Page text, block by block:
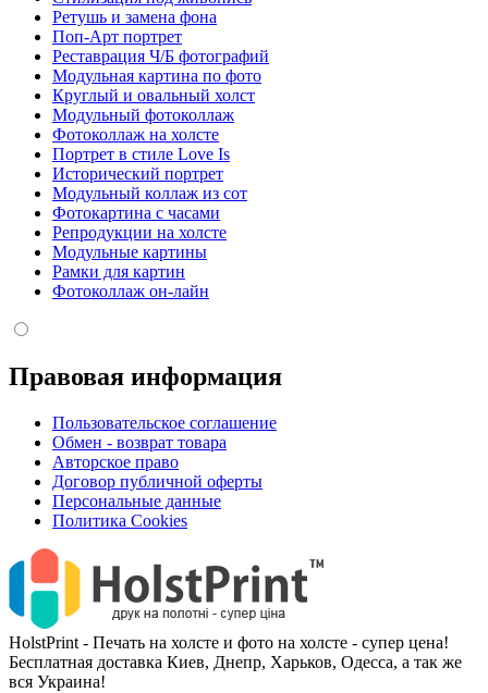
Ретушь и замена фона
Поп-Арт портрет
Реставрация Ч/Б фотографий
Модульная картина по фото
Круглый и овальный холст
Модульный фотоколлаж
Фотоколлаж на холсте
Портрет в стиле Love Is
Исторический портрет
Модульный коллаж из сот
Фотокартина с часами
Репродукции на холсте
Модульные картины
Рамки для картин
Фотоколлаж он-лайн
Правовая информация
Пользовательское соглашение
Обмен - возврат товара
Авторское право
Договор публичной оферты
Персональные данные
Политика Cookies
HolstPrint - Печать на холсте и фото на холсте - супер цена!
Бесплатная доставка Киев, Днепр, Харьков, Одесса, а так же
вся Украина!